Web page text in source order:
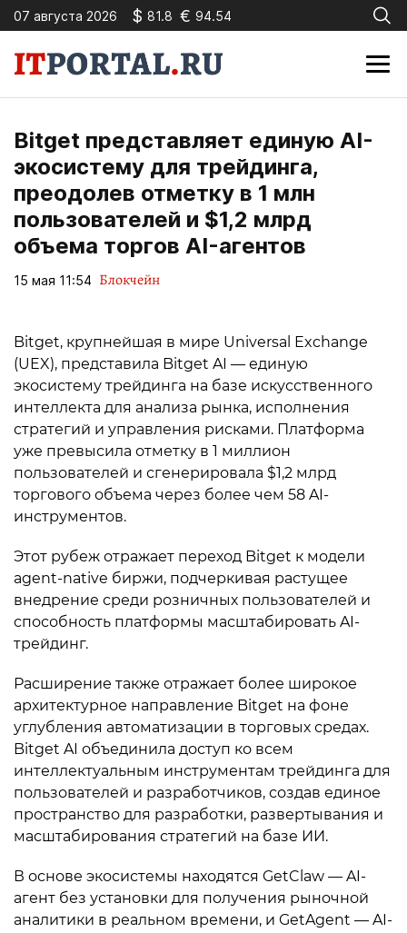
07 августа 2026 $ 81.8 € 94.54
Bitget представляет единую AI-
экосистему для трейдинга,
преодолев отметку в 1 млн
пользователей и $1,2 млрд
объема торгов AI-агентов
15 мая 11:54 Блокчейн
Bitget, крупнейшая в мире Universal Exchange
(UEX), представила Bitget AI — единую
экосистему трейдинга на базе искусственного
интеллекта для анализа рынка, исполнения
стратегий и управления рисками. Платформа
уже превысила отметку в 1 миллион
пользователей и сгенерировала $1,2 млрд
торгового объема через более чем 58 AI-
инструментов.
Этот рубеж отражает переход Bitget к модели
agent-native биржи, подчеркивая растущее
внедрение среди розничных пользователей и
способность платформы масштабировать AI-
трейдинг.
Расширение также отражает более широкое
архитектурное направление Bitget на фоне
углубления автоматизации в торговых средах.
Bitget AI объединила доступ ко всем
интеллектуальным инструментам трейдинга для
пользователей и разработчиков, создав единое
пространство для разработки, развертывания и
масштабирования стратегий на базе ИИ.
В основе экосистемы находятся GetClaw — AI-
агент без установки для получения рыночной
аналитики в реальном времени, и GetAgent — AI-